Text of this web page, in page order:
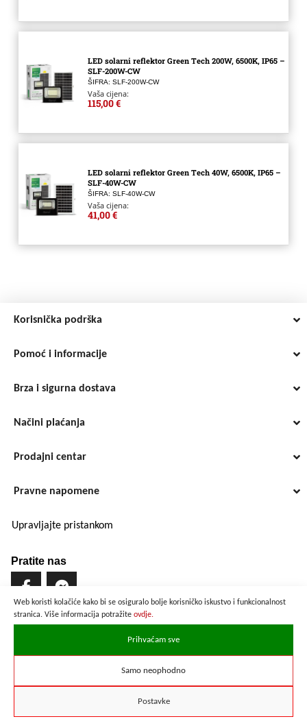
Web koristi kolačiće kako bi se osiguralo bolje korisničko iskustvo i funkcionalnost
stranica. Više informacija potražite ovdje.
Prihvaćam sve
Samo neophodno
Postavke
LED solarni reflektor Green Tech 200W, 6500K, IP65 –
SLF-200W-CW
ŠIFRA: SLF-200W-CW
Vaša cijena:
115,00 €
LED solarni reflektor Green Tech 40W, 6500K, IP65 –
SLF-40W-CW
ŠIFRA: SLF-40W-CW
Vaša cijena:
41,00 €
Korisnička podrška
Pomoć i informacije
Brza i sigurna dostava
Načini plaćanja
Prodajni centar
Pravne napomene
Upravljajte pristankom
Pratite nas
Brzo i sigurno plaćanje
Prikazane cijene su preračunate po službenom tečaju u iznosu od
1 EUR = 7,53450 HRK
Copyright © 2021 ZD elektropromet d.o.o.